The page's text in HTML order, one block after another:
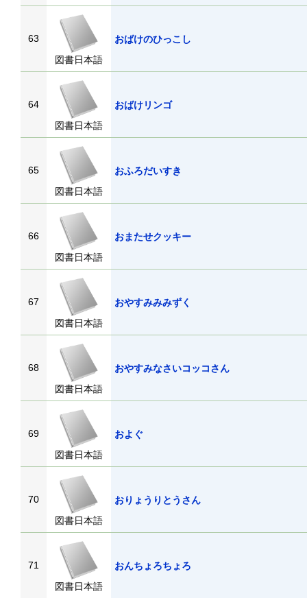
63
図書日本語
おばけのひっこし
64
図書日本語
おばけリンゴ
65
図書日本語
おふろだいすき
66
図書日本語
おまたせクッキー
67
図書日本語
おやすみみみずく
68
図書日本語
おやすみなさいコッコさん
69
図書日本語
およぐ
70
図書日本語
おりょうりとうさん
71
図書日本語
おんちょろちょろ